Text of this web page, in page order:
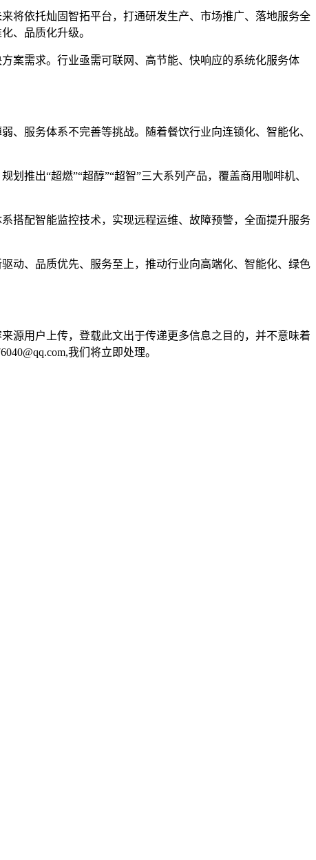
将依托灿固智拓平台，打通研发生产、市场推广、落地服务全
、品质化升级。
案需求。行业亟需可联网、高节能、快响应的系统化服务体
、服务体系不完善等挑战。随着餐饮行业向连锁化、智能化、
推出“超燃”“超醇”“超智”三大系列产品，覆盖商用咖啡机、
搭配智能监控技术，实现远程运维、故障预警，全面提升服务
动、品质优先、服务至上，推动行业向高端化、智能化、绿色
源用户上传，登载此文出于传递更多信息之目的，并不意味着
我们将立即处理。